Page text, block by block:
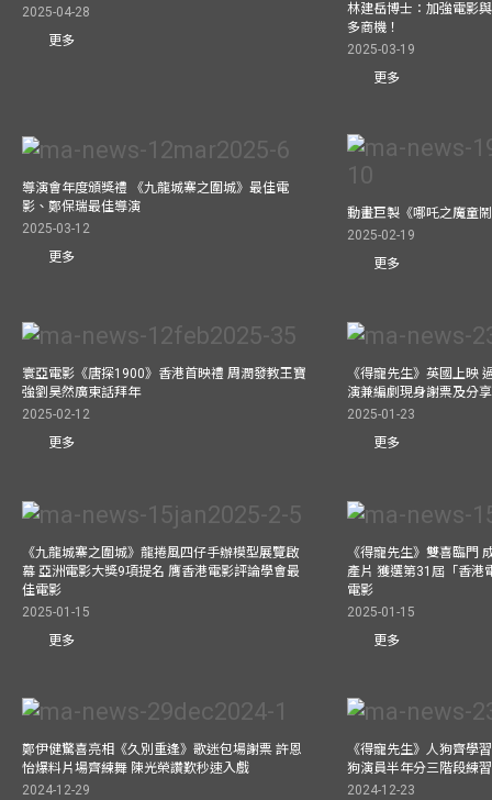
2025-04-28
更多
林建岳博士：加強電影
多商機！
2025-03-19
更多
導演會年度頒獎禮 《九龍城寨之圍城》最佳電
影、鄭保瑞最佳導演
2025-03-12
更多
動畫巨製《哪吒之魔童
2025-02-19
更多
寰亞電影《唐探1900》香港首映禮 周潤發教王寶
強劉昊然廣東話拜年
2025-02-12
更多
《得寵先生》英國上映
演兼編劇現身謝票及分
2025-01-23
更多
《九龍城寨之圍城》龍捲風四仔手辦模型展覽啟
幕 亞洲電影大獎9項提名 膺香港電影評論學會最
佳電影
2025-01-15
更多
《得寵先生》雙喜臨門
產片 獲選第31屆「香港
電影
2025-01-15
更多
鄭伊健驚喜亮相《久別重逢》歌迷包場謝票 許恩
怡爆料片場齊練舞 陳光榮讚歎秒速入戲
2024-12-29
《得寵先生》人狗齊學
狗演員半年分三階段練
2024-12-23